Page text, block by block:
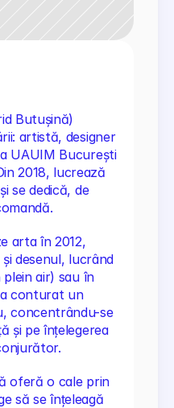
Butușină)
artistă, designer
UAUIM București
2018, lucrează
se dedică, de
arta în 2012,
desenul, lucrând
air) sau în
conturat un
concentrându-se
și pe înțelegerea
oferă o cale prin
să se înțeleagă